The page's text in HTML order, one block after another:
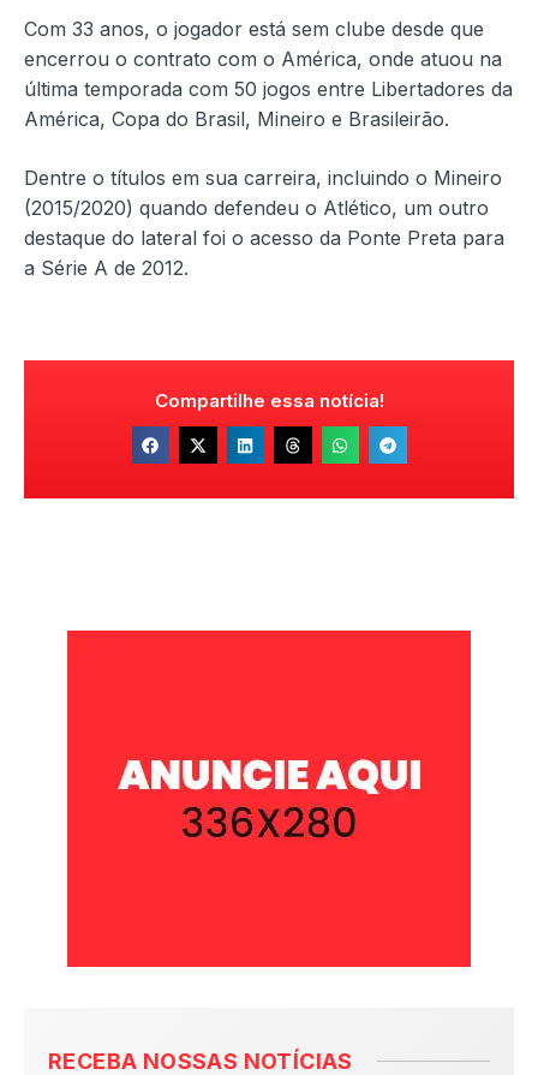
Com 33 anos, o jogador está sem clube desde que
encerrou o contrato com o América, onde atuou na
última temporada com 50 jogos entre Libertadores da
América, Copa do Brasil, Mineiro e Brasileirão.
Dentre o títulos em sua carreira, incluindo o Mineiro
(2015/2020) quando defendeu o Atlético, um outro
destaque do lateral foi o acesso da Ponte Preta para
a Série A de 2012.
Compartilhe essa notícia!
RECEBA NOSSAS NOTÍCIAS